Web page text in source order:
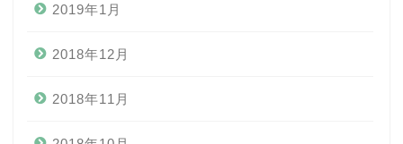
2019年1月
2018年12月
2018年11月